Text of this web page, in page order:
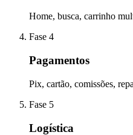
Home, busca, carrinho
Fase 4
Pagamentos
Pix, cartão, comissões,
Fase 5
Logística